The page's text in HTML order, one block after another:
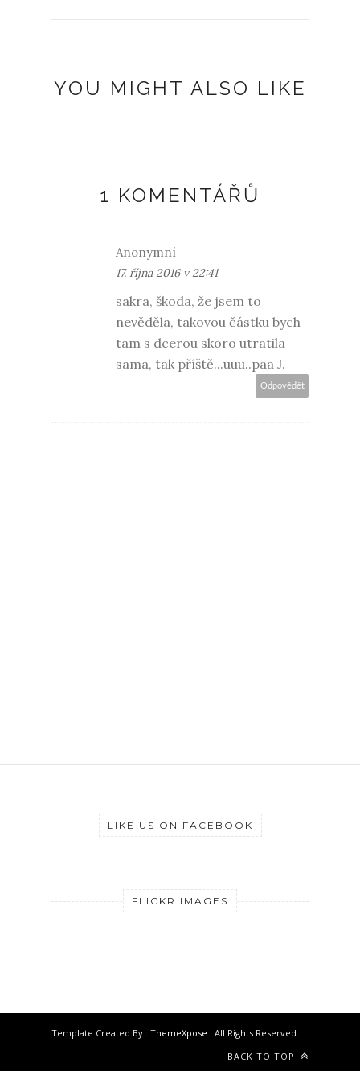
YOU MIGHT ALSO LIKE
1 KOMENTÁŘŮ
Anonymní
17. října 2016 v 22:41
sakra, škoda, že jsem to
nevěděla, takovou částku bych
tam s dcerou skoro utratila
sama, tak příště...uuu..paa J.
Odpovědět
LIKE US ON FACEBOOK
FLICKR IMAGES
Template Created By : ThemeXpose
. All Rights Reserved.
BACK TO TOP